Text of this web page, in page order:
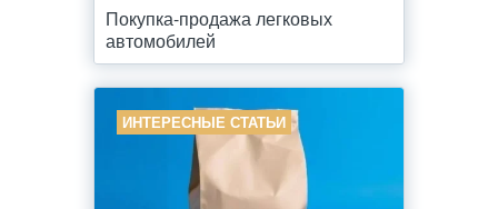
Покупка-продажа легковых
автомобилей
ИНТЕРЕСНЫЕ СТАТЬИ